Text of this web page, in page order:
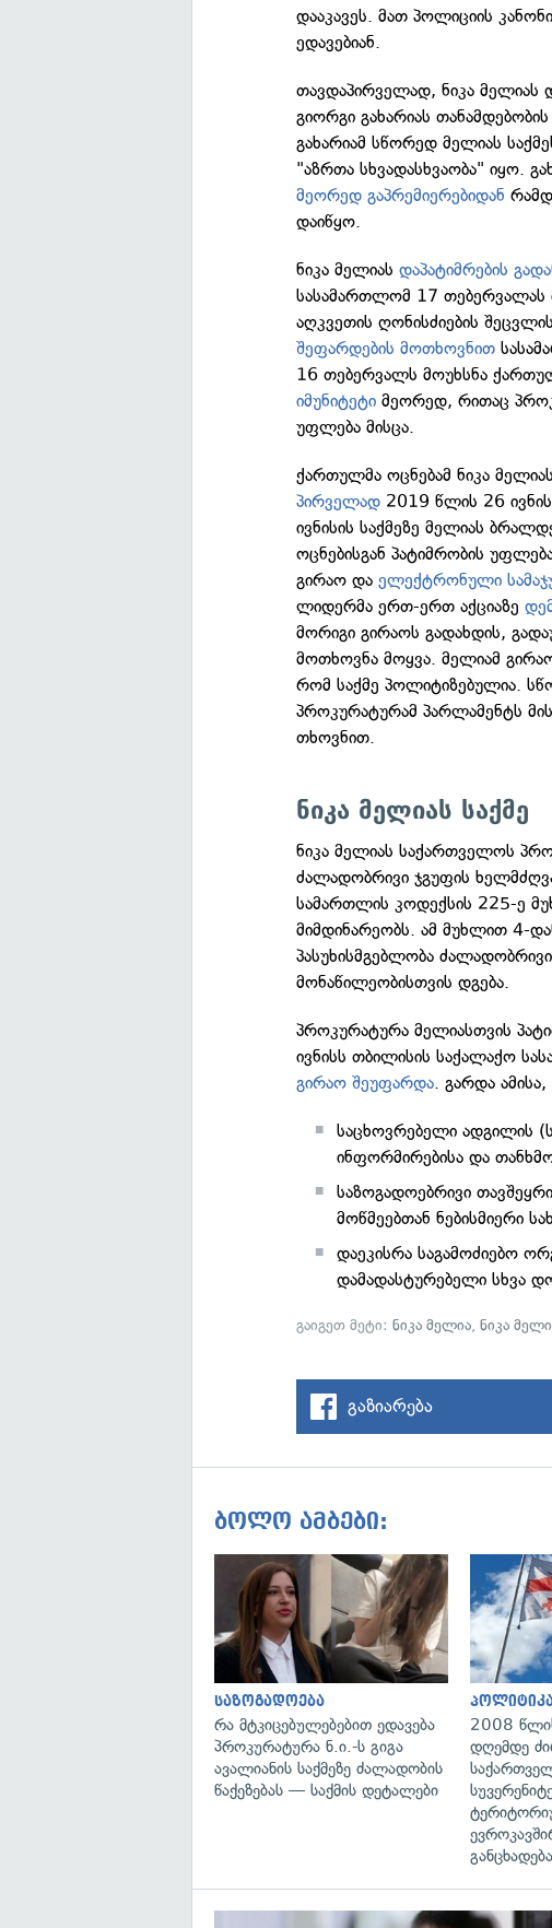
დააკავეს. მათ პოლიციის
ედავებიან.
თავდაპირველად, ნიკა მელიას
გიორგი გახარიას
გახარიამ სწორედ მელიას
"აზრთა სხვადასხვაობა" იყო.
მეორედ გაპრემიერებიდან
დაიწყო.
ნიკა მელიასდაპატიმრების
სასამართლომ 17 თებერვალას
აღკვეთის ღონისძიების
შეფარდების მოთხოვნით
16 თებერვალს მოუხსნა
იმუნიტეტი მეორედ, რითაც
უფლება მისცა.
ქართულმა ოცნებამ ნიკა
პირველად 2019 წლის 26
ივნისის საქმეზე მელიას
ოცნებისგან პატიმრობის
გირაო დაელექტრონული
ლიდერმა ერთ-ერთ აქციაზე
მორიგი გირაოს გადახდის,
მოთხოვნა მოყვა. მელიამ
რომ საქმე პოლიტიზებულია.
პროკურატურამ პარლამენტს
თხოვნით.
ნიკა მელიას საქმე
ნიკა მელიას საქართველოს
ძალადობრივი ჯგუფის
სამართლის კოდექსის 225-ე
მიმდინარეობს. ამ მუხლით 4-
პასუხისმგებლობა
მონაწილეობისთვის დგება.
პროკურატურა მელიასთვის
ივნისს თბილისის საქალაქო
გირაო შეუფარდა. გარდა
საცხოვრებელი ადგილის
ინფორმირებისა და
საზოგადოებრივი
მოწმეებთან ნებისმიერი
დაეკისრა საგამოძიებო
დამადასტურებელი სხვა
გაიგეთ მეტი:ნიკა მელია,ნიკა
გაზიარება
ბოლო ამბები:
გადახედვა
საზოგადოება
რა მტკიცებულებებით ედავება
პროკურატურა ნ.ი.-ს გიგა
ავალიანის საქმეზე ძალადობის
წაქეზებას — საქმის დეტალები
2008
დღემდე
განცხადება